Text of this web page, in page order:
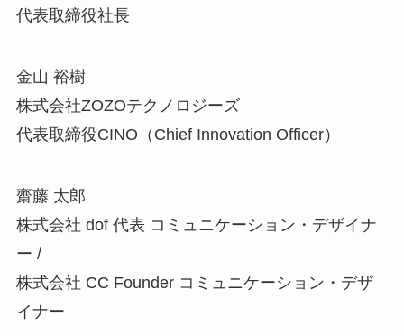
代表取締役社長
金山 裕樹
株式会社ZOZOテクノロジーズ
代表取締役CINO（Chief Innovation Officer）
齋藤 太郎
株式会社 dof 代表 コミュニケーション・デザイナ
ー /
株式会社 CC Founder コミュニケーション・デザ
イナー